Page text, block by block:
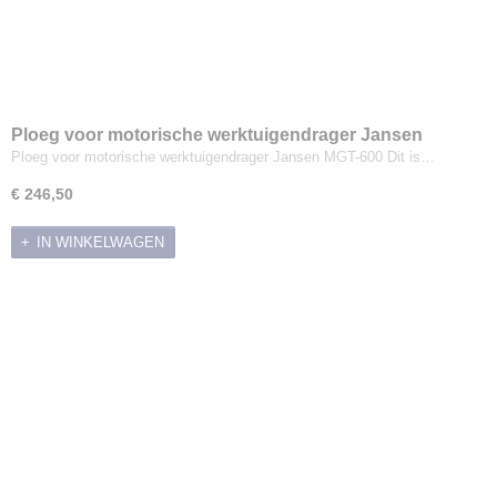
Ploeg voor motorische werktuigendrager Jansen
MGT-600
Ploeg voor motorische werktuigendrager Jansen MGT-600 Dit is…
€ 246,50
IN WINKELWAGEN